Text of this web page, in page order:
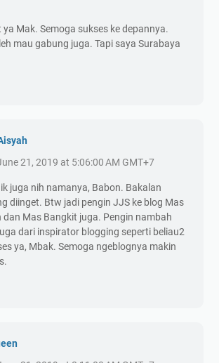
ya Mak. Semoga sukses ke depannya.
mau gabung juga. Tapi saya Surabaya
21, 2019 at 5:06:00 AM GMT+7
juga nih namanya, Babon. Bakalan
diinget. Btw jadi pengin JJS ke blog Mas
dan Mas Bangkit juga. Pengin nambah
dari inspirator blogging seperti beliau2
ya, Mbak. Semoga ngeblognya makin